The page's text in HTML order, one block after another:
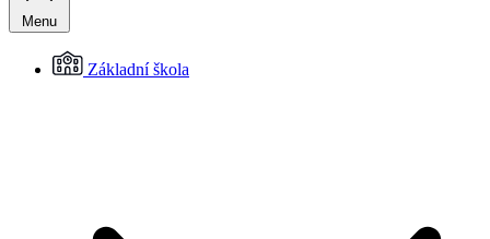
Menu
Základní škola